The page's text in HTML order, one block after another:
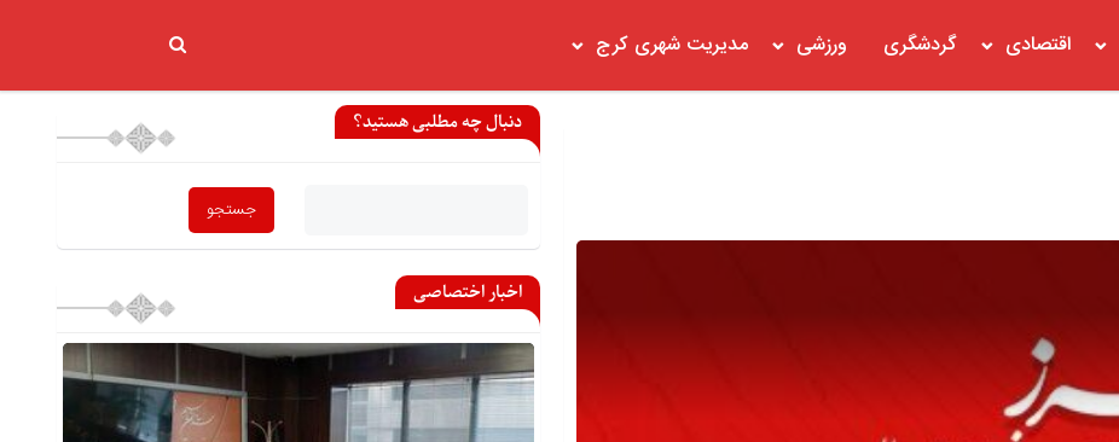
اقتصادی گردشگری ورزشی مدیریت شهری کرج
دنبال چه مطلبی هستید؟
اخبار اختصاصی